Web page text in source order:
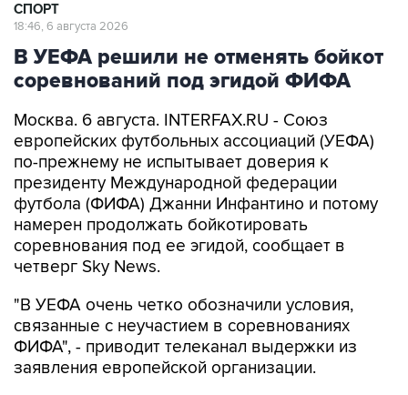
СПОРТ
18:46, 6 августа 2026
В УЕФА решили не отменять бойкот
соревнований под эгидой ФИФА
Москва. 6 августа. INTERFAX.RU - Союз
европейских футбольных ассоциаций (УЕФА)
по-прежнему не испытывает доверия к
президенту Международной федерации
футбола (ФИФА) Джанни Инфантино и потому
намерен продолжать бойкотировать
соревнования под ее эгидой, сообщает в
четверг Sky News.
"В УЕФА очень четко обозначили условия,
связанные с неучастием в соревнованиях
ФИФА", - приводит телеканал выдержки из
заявления европейской организации.